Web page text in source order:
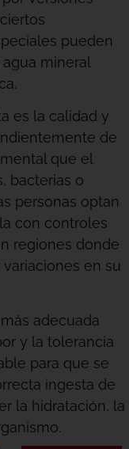
pueden
mineral
es la calidad y
de
que el
bacterias o
personas optan
con controles
regiones donde
en su
adecuada
y la tolerancia
para que se
ingesta de
la hidratación, la